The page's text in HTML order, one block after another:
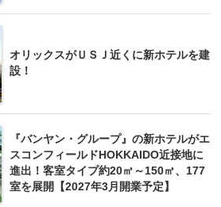
オリックスがＵＳＪ近くに新ホテルを建
設！
『バンヤン・グループ』の新ホテルがエ
スコンフィールドHOKKAIDO近接地に
進出！客室タイプ約20㎡～150㎡、177
室を展開【2027年3月開業予定】